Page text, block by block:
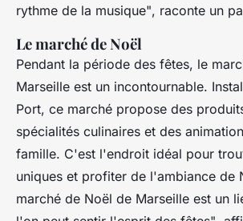
rythme de la musique", raconte un
Le marché de Noël
Pendant la période des fêtes, le
Marseille est un incontournable.
Port, ce marché propose des
spécialités culinaires et des
famille. C'est l'endroit idéal pour
uniques et profiter de l'ambiance de
marché de Noël de Marseille est un